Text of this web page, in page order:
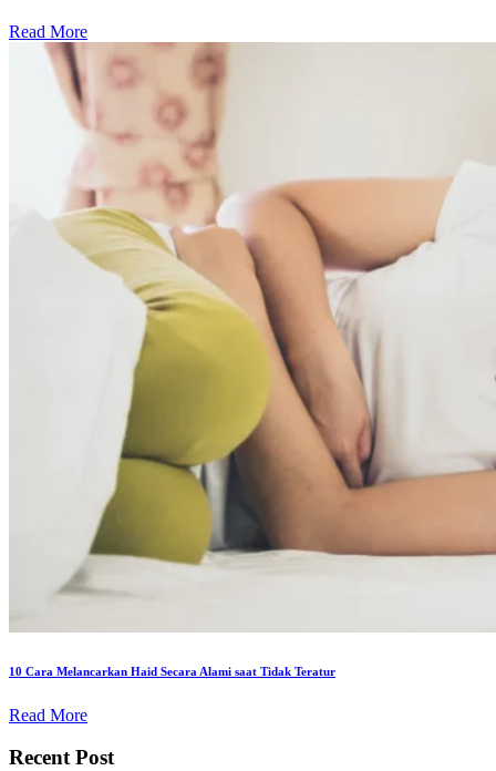
Read More
10 Cara Melancarkan Haid Secara Alami saat Tidak Teratur
Read More
Recent Post